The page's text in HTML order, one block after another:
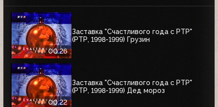
00:26
Заставка "Счастливого года с РТР"
(РТР, 1998-1999) Грузин
00:22
Заставка "Счастливого года с РТР"
(РТР, 1998-1999) Дед мороз